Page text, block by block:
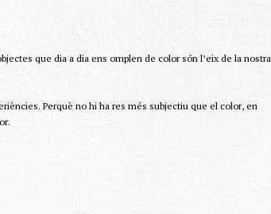
que dia a dia ens omplen de color són l’eix de la nostra
Perquè no hi ha res més subjectiu que el color, en